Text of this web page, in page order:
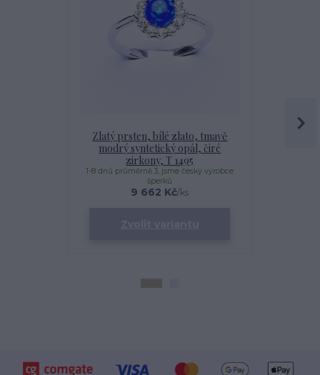
Zlatý prsten, bílé zlato, tmavě
modrý syntetický opál, čiré
zirkony, T 1495
9 662 Kč/ks
1-8 dnů průměrně 3, jsme český výrobce
šperků